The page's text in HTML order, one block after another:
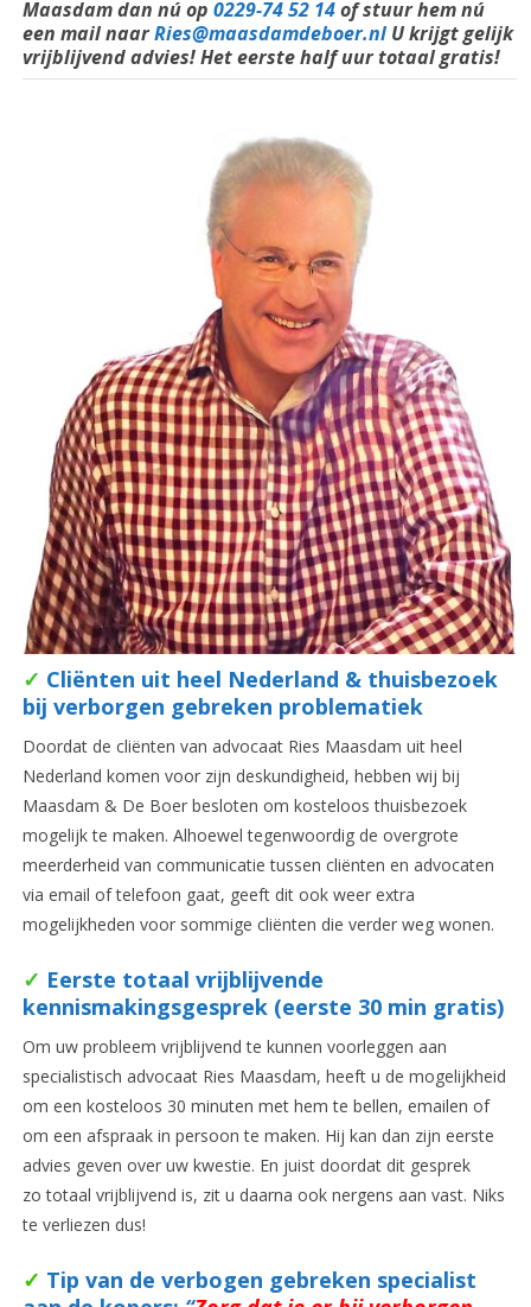
Maasdam dan nú op 0229-74 52 14of stuur hem nú
een mail naarRies@maasdamdeboer.nl U krijgt gelijk
vrijblijvend advies! Het eerste half uur totaal gratis!
✓ Cliënten uit heel Nederland & thuisbezoek
bij verborgen gebreken problematiek
Doordat de cliënten van advocaat Ries Maasdam uit heel
Nederland komen voor zijn deskundigheid, hebben wij bij
Maasdam & De Boer besloten om kosteloos thuisbezoek
mogelijk te maken. Alhoewel tegenwoordig de overgrote
meerderheid van communicatie tussen cliënten en advocaten
via email of telefoon gaat, geeft dit ook weer extra
mogelijkheden voor sommige cliënten die verder weg wonen.
✓ Eerste totaal vrijblijvende
kennismakingsgesprek (eerste 30 min gratis)
Om uw probleem vrijblijvend te kunnen voorleggen aan
specialistisch advocaat Ries Maasdam, heeft u de mogelijkheid
om een kosteloos 30 minuten met hem te bellen, emailen of
om een afspraak in persoon te maken. Hij kan dan zijn eerste
advies geven over uw kwestie. En juist doordat dit gesprek
zo totaal vrijblijvend is, zit u daarna ook nergens aan vast. Niks
te verliezen dus!
✓ Tip van de verbogen gebreken specialist